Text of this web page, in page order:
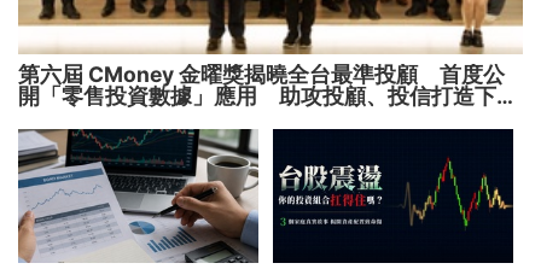
第六屆 CMoney 金曜獎揭曉全台最準投顧 首度公
開「零售投資數據」應用 助攻投顧、投信打造下一